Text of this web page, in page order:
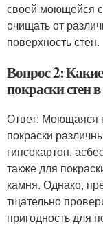
своей моющейся
очищать от
поверхность стен.
Вопрос 2:
покраски стен
Ответ: Моющаяся
покраски
гипсокартон,
также для
камня. Однако,
тщательно
пригодность для